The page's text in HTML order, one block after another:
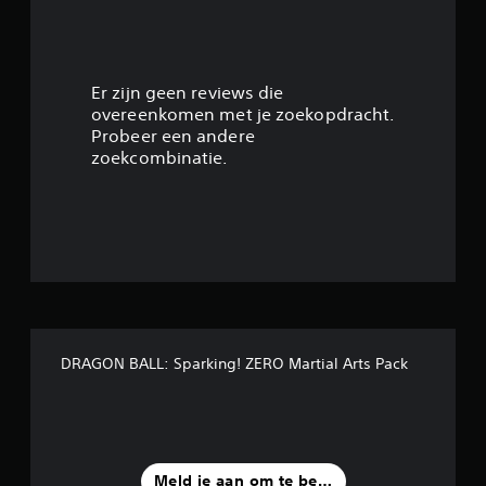
t
e
Er zijn geen reviews die
overeenkomen met je zoekopdracht.
Probeer een andere
zoekcombinatie.
DRAGON BALL: Sparking! ZERO Martial Arts Pack
Meld je aan om te beoordelen